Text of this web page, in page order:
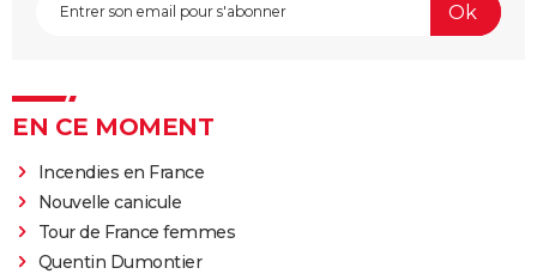
EN CE MOMENT
Incendies en France
Nouvelle canicule
Tour de France femmes
Quentin Dumontier